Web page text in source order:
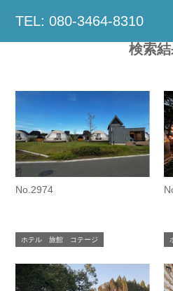
TEL: 080-3464-8310
検索
No.2974
ホテル 旅館 コテージ